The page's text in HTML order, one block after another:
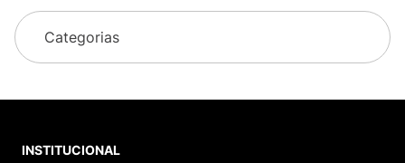
Categorias
INSTITUCIONAL